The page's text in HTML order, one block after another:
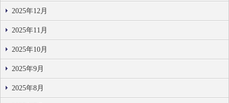
2025年12月
2025年11月
2025年10月
2025年9月
2025年8月